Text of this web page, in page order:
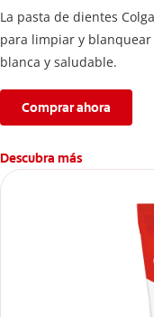
La pasta de dientes
para limpiar y
blanca y saludable.
Comprar ahora
Descubra más